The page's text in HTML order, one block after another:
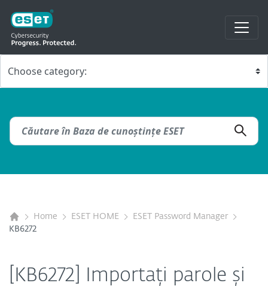
Home ESET HOME
ESET Password Manager
KB6272
[KB6272] Importați parole și